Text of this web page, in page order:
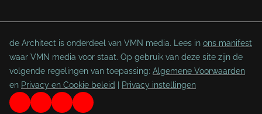
de Architect is onderdeel van VMN media. Lees in ons manifest
waar VMN media voor staat. Op gebruik van deze site zijn de
volgende regelingen van toepassing: Algemene Voorwaarden
en Privacy en Cookie beleid Privacy instellingen